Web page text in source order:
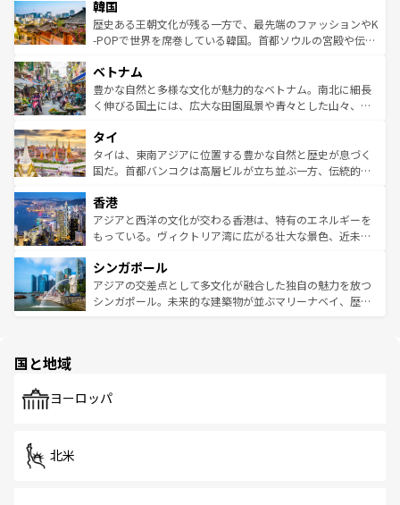
いる。アクティビティも充実しており、サーフィンやダイ
ビング、ハイキングなど、アウトドア好きにはたまらな
い。オーストラリアの多彩な魅力を存分に味わいつくそ
参照してほしい。
ン）、静ひつな山岳地帯である台湾東部など、都市の喧騒
と山間の静けさが共存しており、訪れる人に新しい発見と
驚きをもたらしてくれる。また、奥深い台湾の食文化も魅
容にもいいと評判のスイーツなど、バラエティ豊かな料理
が味わえる。 なお、新着の台湾情報は コンテンツ一覧を参
照してほしい。
韓国
歴史ある王朝文化が残る一方で、最先端のファッションやK
-POPで世界を席巻している韓国。首都ソウルの宮殿や伝統
き、地方に足を延ばせば四季折々の自然美を楽しむことが
できる。そして、キムチや焼肉、絶品のストリートフード
まで、さまざまな韓国料理が待っている。夜には、韓国な
リティに包まれながら、韓国の多彩な魅力を心ゆくまで味
わってみてほしい。 なお、新着の韓国情報はコンテンツ一
覧を参照してほしい。
ベトナム
豊かな自然と多様な文化が魅力的なベトナム。南北に細長
く伸びる国土には、広大な田園風景や青々とした山々、世
急速な発展と共に伝統が息づく。ハノイの古い町並みやホ
ーチミン市のフランス統治時代の建物も、独特の雰囲気を
醸し出している。また、バラエティの豊かさとおいしさで
とつ。フォーやバインミー、ベトナムコーヒーなどは、ぜ
ひ現地で味わいたい。どの地域を訪れてもあたたかい人々
が旅行者を迎えてくれるので、きっと忘れられない旅にな
参照してほしい。
タイ
タイは、東南アジアに位置する豊かな自然と歴史が息づく
国だ。首都バンコクは高層ビルが立ち並ぶ一方、伝統的な
の活気が交差している。北部ではチェンマイなどの山岳地
帯で自然と触れ合い、南部ではプーケットやクラビの美し
いビーチでリゾート気分を楽しむことができる。タイ料理
激する。気候は一年中温暖で、どの季節にも異なる楽しみ
が待っている。親しみやすいタイの人々、仏教を中心とし
た文化、そして多様な観光資源が、訪れる旅人を魅了し続
香港
アジアと西洋の文化が交わる香港は、特有のエネルギーを
もっている。ヴィクトリア湾に広がる壮大な景色、近未来
み、どこを訪れても感動するはず。観光スポットが密集し
ており、効率よく見どころを回れるのも魅力。息をのむよ
うな絶景から文化的な体験まで、香港を存分に楽しみ尽く
シンガポール
アジアの交差点として多文化が融合した独自の魅力を放つ
シンガポール。未来的な建築物が並ぶマリーナベイ、歴史
で、ホーカーズは地元の風情を楽しめる外せないスポット
国と地域
ヨーロッパ
北米